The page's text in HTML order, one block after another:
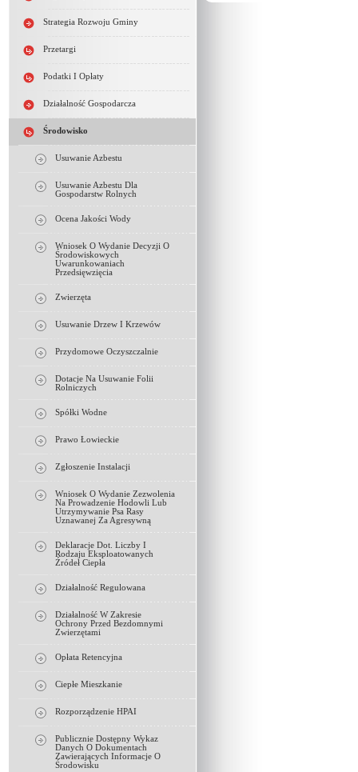
Strategia Rozwoju Gminy
Przetargi
Podatki I Opłaty
Działalność Gospodarcza
Środowisko
Usuwanie Azbestu
Usuwanie Azbestu Dla
Gospodarstw Rolnych
Ocena Jakości Wody
Wniosek O Wydanie Decyzji O
Środowiskowych
Uwarunkowaniach
Przedsięwzięcia
Zwierzęta
Usuwanie Drzew I Krzewów
Przydomowe Oczyszczalnie
Dotacje Na Usuwanie Folii
Rolniczych
Spółki Wodne
Prawo Łowieckie
Zgłoszenie Instalacji
Wniosek O Wydanie Zezwolenia
Na Prowadzenie Hodowli Lub
Utrzymywanie Psa Rasy
Uznawanej Za Agresywną
Deklaracje Dot. Liczby I
Rodzaju Eksploatowanych
Źródeł Ciepła
Działalność Regulowana
Działalność W Zakresie
Ochrony Przed Bezdomnymi
Zwierzętami
Opłata Retencyjna
Ciepłe Mieszkanie
Rozporządzenie HPAI
Publicznie Dostępny Wykaz
Danych O Dokumentach
Zawierających Informacje O
Środowisku